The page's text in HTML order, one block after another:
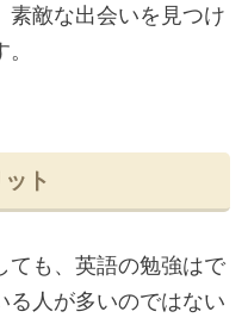
素敵な出会いを見つけ
ト
ても、英語の勉強はで
る人が多いのではない